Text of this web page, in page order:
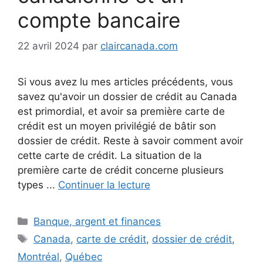
compte bancaire
22 avril 2024 par claircanada.com
Si vous avez lu mes articles précédents, vous
savez qu'avoir un dossier de crédit au Canada
est primordial, et avoir sa première carte de
crédit est un moyen privilégié de bâtir son
dossier de crédit. Reste à savoir comment avoir
cette carte de crédit. La situation de la
première carte de crédit concerne plusieurs
types ... Continuer la lecture
Catégories
Banque, argent et finances
Étiquettes
Canada, carte de crédit, dossier de crédit,
Montréal, Québec